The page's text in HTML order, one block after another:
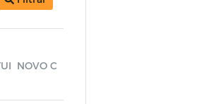
NOVO C